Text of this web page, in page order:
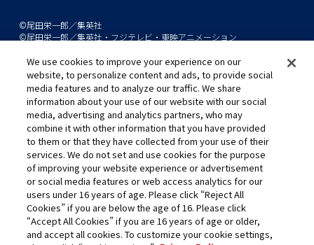
©尾田栄一郎／集英社
©尾田栄一郎／集英社・フジテレビ・東映アニメーション
このwebサイトに記載されているすべての画像・テキスト・データの無
断転用、転載をお断りします。
開発中につき、本サイトで使用している画像と実際の商品とは異なる場
合があります。
※AppleとAppleのロゴは、米国およびその他の国で登録されたApple
Inc.の商標です。
※Google Play および Google Play ロゴは、Google LLC の商標です。
キャリア採用
We use cookies to improve your experience on our
website, to personalize content and ads, to provide social
media features and to analyze our traffic. We share
information about your use of our website with our social
media, advertising and analytics partners, who may
combine it with other information that you have provided
to them or that they have collected from your use of their
services. We do not set and use cookies for the purpose
of improving your website experience or advertisement
or social media features or web access analytics for our
users under 16 years of age. Please click “Reject All
Cookies” if you are below the age of 16. Please click
“Accept All Cookies” if you are 16 years of age or older,
and accept all cookies. To customize your cookie settings,